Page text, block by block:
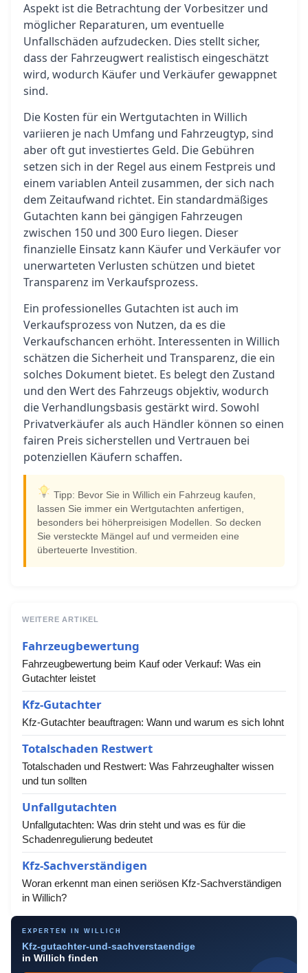
Aspekt ist die Betrachtung der Vorbesitzer und
möglicher Reparaturen, um eventuelle
Unfallschäden aufzudecken. Dies stellt sicher,
dass der Fahrzeugwert realistisch eingeschätzt
wird, wodurch Käufer und Verkäufer gewappnet
sind.
Die Kosten für ein Wertgutachten in Willich
variieren je nach Umfang und Fahrzeugtyp, sind
aber oft gut investiertes Geld. Die Gebühren
setzen sich in der Regel aus einem Festpreis und
einem variablen Anteil zusammen, der sich nach
dem Zeitaufwand richtet. Ein standardmäßiges
Gutachten kann bei gängigen Fahrzeugen
zwischen 150 und 300 Euro liegen. Dieser
finanzielle Einsatz kann Käufer und Verkäufer vor
unerwarteten Verlusten schützen und bietet
Transparenz im Verkaufsprozess.
Ein professionelles Gutachten ist auch im
Verkaufsprozess von Nutzen, da es die
Verkaufschancen erhöht. Interessenten in Willich
schätzen die Sicherheit und Transparenz, die ein
solches Dokument bietet. Es belegt den Zustand
und den Wert des Fahrzeugs objektiv, wodurch
die Verhandlungsbasis gestärkt wird. Sowohl
Privatverkäufer als auch Händler können so einen
fairen Preis sicherstellen und Vertrauen bei
potenziellen Käufern schaffen.
Tipp: Bevor Sie in Willich ein Fahrzeug kaufen,
lassen Sie immer ein Wertgutachten anfertigen,
besonders bei höherpreisigen Modellen. So decken
Sie versteckte Mängel auf und vermeiden eine
überteuerte Investition.
WEITERE ARTIKEL
Fahrzeugbewertung
Fahrzeugbewertung beim Kauf oder Verkauf: Was ein
Gutachter leistet
Kfz-Gutachter
Kfz-Gutachter beauftragen: Wann und warum es sich lohnt
Totalschaden Restwert
Totalschaden und Restwert: Was Fahrzeughalter wissen
und tun sollten
Unfallgutachten
Unfallgutachten: Was drin steht und was es für die
Schadenregulierung bedeutet
Kfz-Sachverständigen
Woran erkennt man einen seriösen Kfz-Sachverständigen
in Willich?
EXPERTEN IN WILLICH
Kfz-gutachter-und-sachverstaendige
in Willich finden